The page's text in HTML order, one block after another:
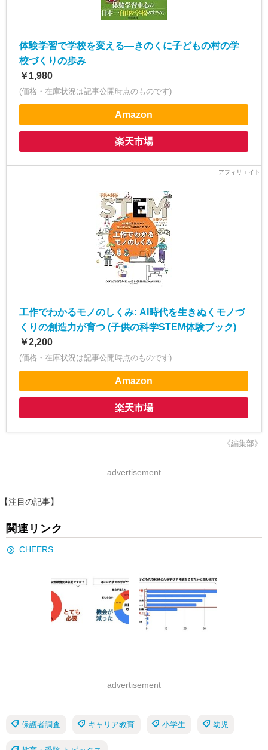
体験学習で学校を変える―きのくに子どもの村の学
校づくりの歩み
￥1,980
(価格・在庫状況は記事公開時点のものです)
Amazon
楽天市場
工作でわかるモノのしくみ: AI時代を生きぬくモノづ
くりの創造力が育つ (子供の科学STEM体験ブック)
￥2,200
(価格・在庫状況は記事公開時点のものです)
Amazon
楽天市場
《編集部》
advertisement
【注目の記事】
関連リンク
CHEERS
advertisement
保護者調査 キャリア教育 小学生 幼児